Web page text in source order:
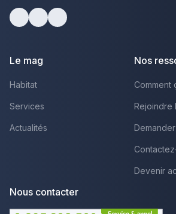
Le mag
Habitat
Services
Actualités
Nos
Comment
Rejoindre
Devenir
Nous contacter